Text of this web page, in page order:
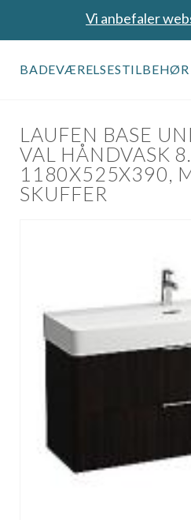
Vi anbefaler
BADEVÆRELSESTILBEHØR
LAUFEN BASE
VAL HÅNDVASK
1180X525X390,
SKUFFER